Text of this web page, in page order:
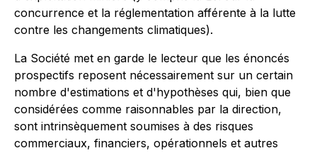
concurrence et la réglementation afférente à la lutte
contre les changements climatiques).
La Société met en garde le lecteur que les énoncés
prospectifs reposent nécessairement sur un certain
nombre d'estimations et d'hypothèses qui, bien que
considérées comme raisonnables par la direction,
sont intrinsèquement soumises à des risques
commerciaux, financiers, opérationnels et autres